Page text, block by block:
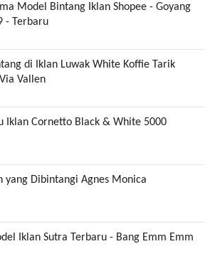
Model Bintang Iklan Shopee - Goyang
- Terbaru
di Iklan Luwak White Koffie Tarik
Vallen
Iklan Cornetto Black & White 5000
yang Dibintangi Agnes Monica
Iklan Sutra Terbaru - Bang Emm Emm